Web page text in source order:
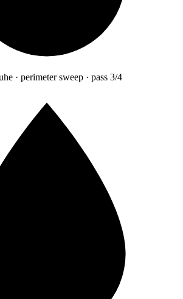
· perimeter sweep · pass 3/4